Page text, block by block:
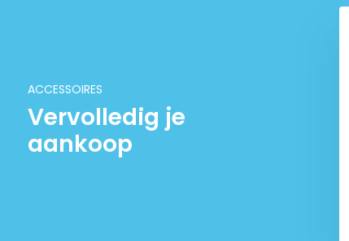
ACCESSOIRES
Vervolledig je
aankoop